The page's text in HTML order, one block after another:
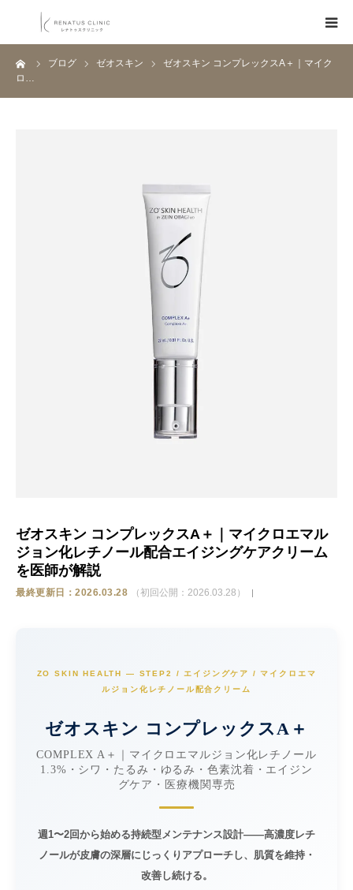
ブログ ゼオスキン
ゼオスキン コンプレックスA＋｜マイク
ロ…
ゼオスキン コンプレックスA＋｜マイクロエマル
ジョン化レチノール配合エイジングケアクリーム
を医師が解説
最終更新日：2026.03.28 （初回公開：2026.03.28）
ZO SKIN HEALTH — STEP2 / エイジングケア / マイクロエマ
ルジョン化レチノール配合クリーム
ゼオスキン コンプレックスA＋
COMPLEX A＋｜マイクロエマルジョン化レチノール
1.3%・シワ・たるみ・ゆるみ・色素沈着・エイジン
グケア・医療機関専売
週1〜2回から始める持続型メンテナンス設計——高濃度レチ
ノールが皮膚の深層にじっくりアプローチし、肌質を維持・
改善し続ける。
HOME